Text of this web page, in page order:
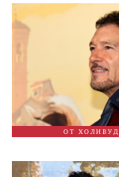
ОТ ХОЛИВУД